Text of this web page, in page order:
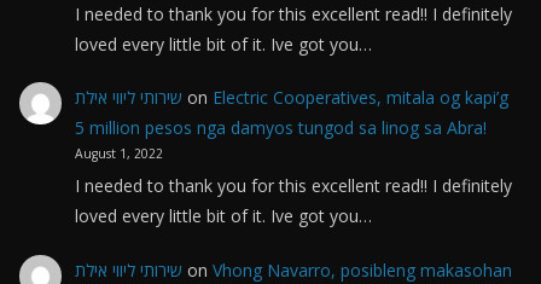
I needed to thank you for this excellent read!! I definitely
loved every little bit of it. Ive got you…
שירותי ליווי אילת on Electric Cooperatives, mitala og kapi’g
5 million pesos nga damyos tungod sa linog sa Abra!
August 1, 2022
I needed to thank you for this excellent read!! I definitely
loved every little bit of it. Ive got you…
שירותי ליווי אילת on Vhong Navarro, posibleng makasohan